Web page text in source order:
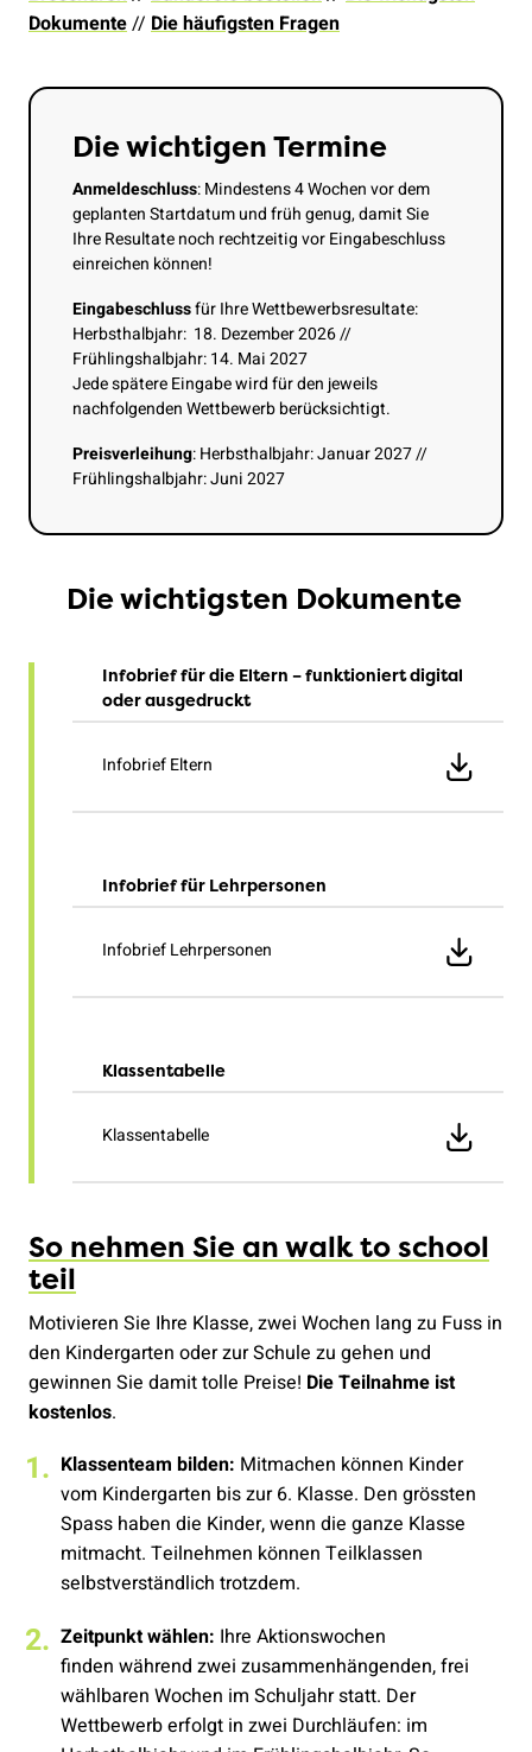
Dokumente// Die häufigsten Fragen
Die wichtigen Termine
Anmeldeschluss: Mindestens 4 Wochen vor dem
geplanten Startdatum und früh genug, damit Sie
Ihre Resultate noch rechtzeitig vor Eingabeschluss
einreichen können!
Eingabeschlussfür Ihre Wettbewerbsresultate:
Herbsthalbjahr: 18. Dezember 2026 //
Frühlingshalbjahr: 14. Mai 2027
Jede spätere Eingabe wird für den jeweils
nachfolgenden Wettbewerb berücksichtigt.
Preisverleihung: Herbsthalbjahr: Januar 2027 //
Frühlingshalbjahr: Juni 2027
Die wichtigsten Dokumente
Infobrief für die Eltern – funktioniert digital
oder ausgedruckt
Infobrief Eltern
Infobrief für Lehrpersonen
Infobrief Lehrpersonen
Klassentabelle
Klassentabelle
So nehmen Sie an walk to school
teil
Motivieren Sie Ihre Klasse, zwei Wochen lang zu Fuss in
den Kindergarten oder zur Schule zu gehen und
gewinnen Sie damit tolle Preise! Die Teilnahme ist
kostenlos.
Klassenteam bilden: Mitmachen können Kinder
vom Kindergarten bis zur 6. Klasse. Den grössten
Spass haben die Kinder, wenn die ganze Klasse
mitmacht. Teilnehmen können Teilklassen
selbstverständlich trotzdem.
Zeitpunkt wählen: Ihre Aktionswochen
finden während zwei zusammenhängenden, frei
wählbaren Wochen im Schuljahr statt. Der
Wettbewerb erfolgt in zwei Durchläufen: im